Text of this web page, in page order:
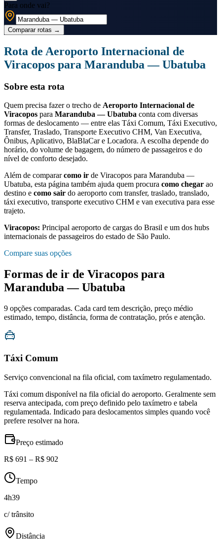
Para onde vai?
Comparar rotas →
Rota de Aeroporto Internacional de
Viracopos para Maranduba — Ubatuba
Sobre esta rota
Quem precisa fazer o trecho de Aeroporto Internacional de
Viracopos para Maranduba — Ubatuba conta com diversas
formas de deslocamento — entre elas Táxi Comum, Táxi Executivo,
Transfer, Traslado, Transporte Executivo CHM, Van Executiva,
Ônibus, Aplicativo, BlaBlaCar e Locadora. A escolha depende do
horário, do volume de bagagem, do número de passageiros e do
nível de conforto desejado.
Além de compararcomo ir de Viracopos para Maranduba —
Ubatuba, esta página também ajuda quem procura como chegar ao
destino e como sair do aeroporto com transfer, traslado, translado,
táxi executivo, transporte executivo CHM e van executiva para esse
trajeto.
Viracopos: Principal aeroporto de cargas do Brasil e um dos hubs
internacionais de passageiros do estado de São Paulo.
Compare suas opções
Formas de ir de Viracopos para
Maranduba — Ubatuba
9 opções comparadas. Cada card tem descrição, preço médio
estimado, tempo, distância, forma de contratação, prós e atenção.
Táxi Comum
Serviço convencional na fila oficial, com taxímetro regulamentado.
Táxi comum disponível na fila oficial do aeroporto. Geralmente sem
reserva antecipada, com preço definido pelo taxímetro e tabela
regulamentada. Indicado para deslocamentos simples quando você
prefere resolver na hora.
Preço estimado
R$ 691 – R$ 902
Tempo
4h39
c/ trânsito
Distância